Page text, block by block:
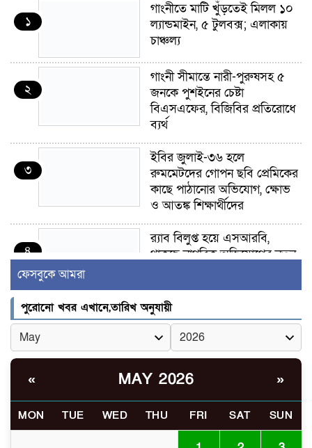
১
গাংনীতে মাটি খুঁড়তেই মিলল ১০
ল্যান্ডমাইন, ৫ টুলবক্স; এলাকায়
চাঞ্চল্য
২
গাংনী সীমান্তে নারী-পুরুষসহ ৫
জনকে পুশইনের চেষ্টা
বিএসএফের, বিজিবির প্রতিরোধে
ব্যর্থ
৩
ইবির জুলাই-৩৬ হলে
রুমমেটদের গোপন ছবি প্রেমিকের
কাছে পাঠানোর অভিযোগ, ক্ষোভ
ও আতঙ্ক শিক্ষার্থীদের
৪
র‍্যাব বিলুপ্ত হয়ে এসআরবি,
থাকছে নাগরিক অভিযোগের নতুন
৫
খোকসায় বিএনপি নেতা নাফিজ
আহমেদ রাজুর ওপর সশস্ত্র হামলা,
গুরুতর আহত
৬
সাঈদীর ছবিতে জুতা
আমির হামজা
ইসলামী বিশ্ববিদ্যালয়র ৪৪
ফেসবুকে আমরা
পুরোনো খবর এখানে,তারিখ অনুযায়ী
« MAY 2026 »
MON TUE WED THU FRI SAT SUN